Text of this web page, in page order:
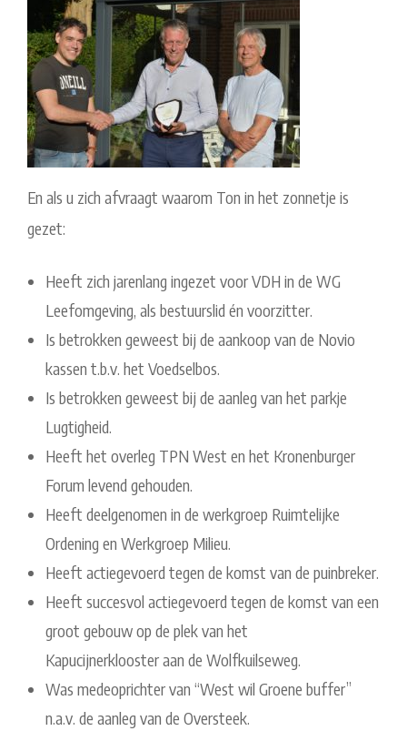
En als u zich afvraagt waarom Ton in het zonnetje is
gezet:
Heeft zich jarenlang ingezet voor VDH in de WG
Leefomgeving, als bestuurslid én voorzitter.
Is betrokken geweest bij de aankoop van de Novio
kassen t.b.v. het Voedselbos.
Is betrokken geweest bij de aanleg van het parkje
Lugtigheid.
Heeft het overleg TPN West en het Kronenburger
Forum levend gehouden.
Heeft deelgenomen in de werkgroep Ruimtelijke
Ordening en Werkgroep Milieu.
Heeft actiegevoerd tegen de komst van de puinbreker.
Heeft succesvol actiegevoerd tegen de komst van een
groot gebouw op de plek van het
Kapucijnerklooster aan de Wolfkuilseweg.
Was medeoprichter van “West wil Groene buffer”
n.a.v. de aanleg van de Oversteek.